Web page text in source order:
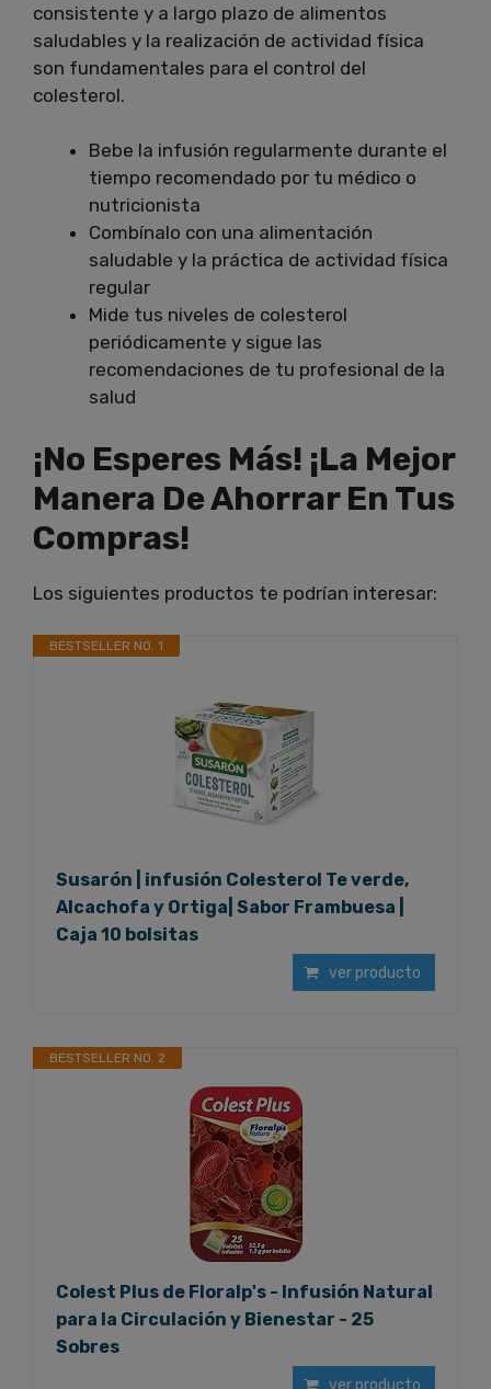
consistente y a largo plazo de alimentos
saludables y la realización de actividad física
son fundamentales para el control del
colesterol.
Bebe la infusión regularmente durante el
tiempo recomendado por tu médico o
nutricionista
Combínalo con una alimentación
saludable y la práctica de actividad física
regular
Mide tus niveles de colesterol
periódicamente y sigue las
recomendaciones de tu profesional de la
salud
¡No Esperes Más! ¡La Mejor
Manera De Ahorrar En Tus
Compras!
Los siguientes productos te podrían interesar:
BESTSELLER NO. 1
Susarón | infusión Colesterol Te verde,
Alcachofa y Ortiga| Sabor Frambuesa |
Caja 10 bolsitas
ver producto
BESTSELLER NO. 2
Colest Plus de Floralp's - Infusión Natural
para la Circulación y Bienestar - 25
Sobres